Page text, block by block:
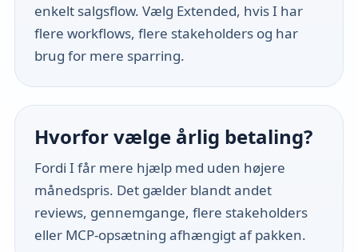
enkelt salgsflow. Vælg Extended, hvis I har
flere workflows, flere stakeholders og har
brug for mere sparring.
Hvorfor vælge årlig betaling?
Fordi I får mere hjælp med uden højere
månedspris. Det gælder blandt andet
reviews, gennemgange, flere stakeholders
eller MCP-opsætning afhængigt af pakken.